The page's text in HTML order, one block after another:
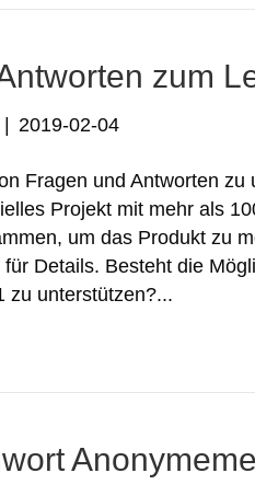
zum
2019-02-04
Fragen und Antworten
Projekt mit mehr als
um das Produkt zu
Details. Besteht die
zu unterstützen?...